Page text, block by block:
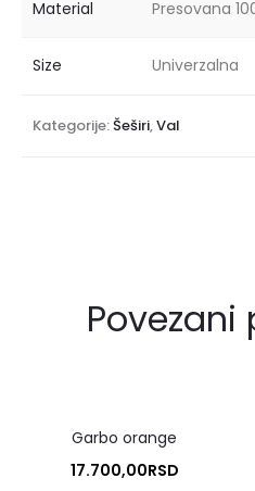
Material Presovana
Size Univerzalna
Kategorije:Šeširi,Val
Povezani
Garbo orange
17.700,00RSD